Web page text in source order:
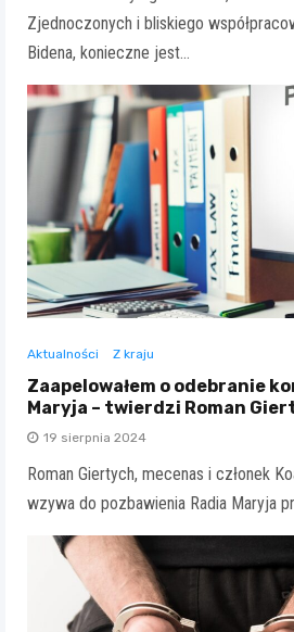
Zjednoczonych i bliskiego
Bidena, konieczne jest…
Aktualności Z kraju
Zaapelowałem o odebranie
Maryja – twierdzi Roman
19 sierpnia 2024
Roman Giertych, mecenas i członek
wzywa do pozbawienia Radia Maryja